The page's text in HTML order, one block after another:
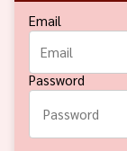
Email
Password